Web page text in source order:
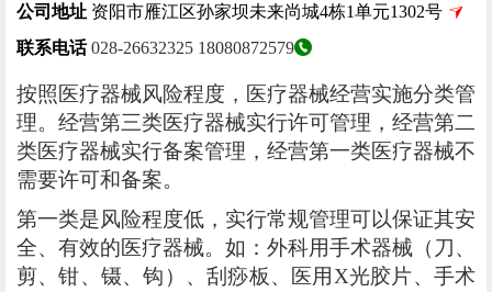
公司地址 资阳市雁江区孙家坝未来尚城4栋1单元1302号
联系电话 028-26632325 18080872579
按照医疗器械风险程度，医疗器械经营实施分类管
理。经营第三类医疗器械实行许可管理，经营第二
类医疗器械实行备案管理，经营第一类医疗器械不
需要许可和备案。
第一类是风险程度低，实行常规管理可以保证其安
全、有效的医疗器械。如：外科用手术器械（刀、
剪、钳、镊、钩）、刮痧板、医用X光胶片、手术